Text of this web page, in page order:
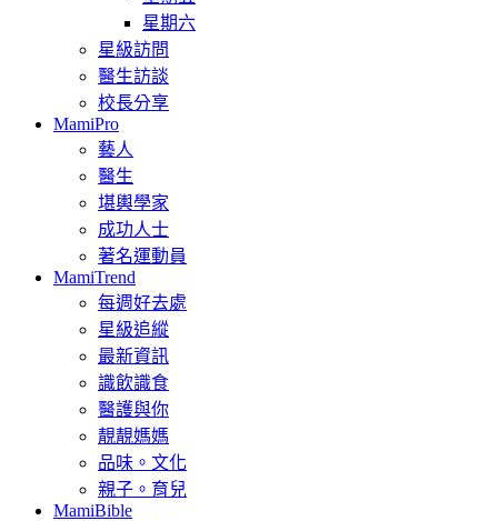
星期六
星級訪問
醫生訪談
校長分享
MamiPro
藝人
醫生
堪輿學家
成功人士
著名運動員
MamiTrend
每週好去處
星級追縱
最新資訊
識飲識食
醫護與你
靚靚媽媽
品味。文化
親子。育兒
MamiBible